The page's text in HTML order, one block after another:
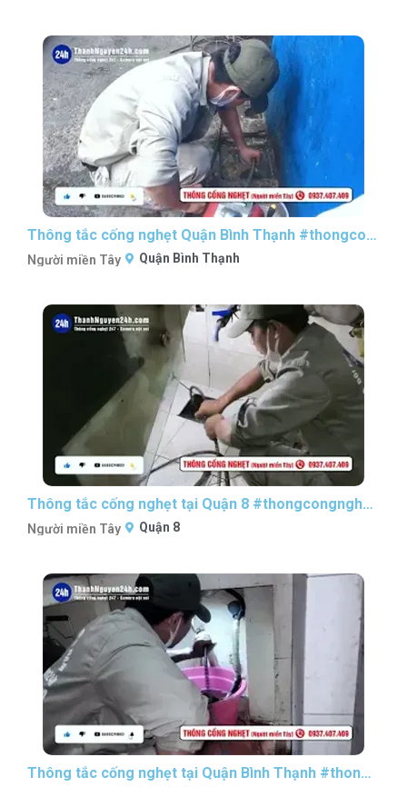
Thông tắc cống nghẹt Quận Bình Thạnh #thongcongnghetsaigon #nguoimientaythongcong
Người miền Tây Quận Bình Thạnh
Thông tắc cống nghẹt tại Quận 8 #thongcongnghetsaigon #nguoimientaythongcong
Người miền Tây Quận 8
Thông tắc cống nghẹt tại Quận Bình Thạnh #thongcongnghetsaigon #nguoimientaythongcong